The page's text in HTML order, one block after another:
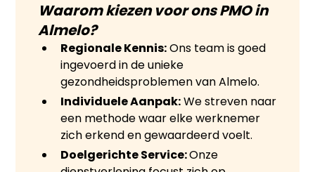
Waarom kiezen voor ons PMO in
Almelo?
Regionale Kennis:Ons team is goed
ingevoerd in de unieke
gezondheidsproblemen van Almelo.
Individuele Aanpak:We streven naar
een methode waar elke werknemer
zich erkend en gewaardeerd voelt.
Doelgerichte Service:Onze